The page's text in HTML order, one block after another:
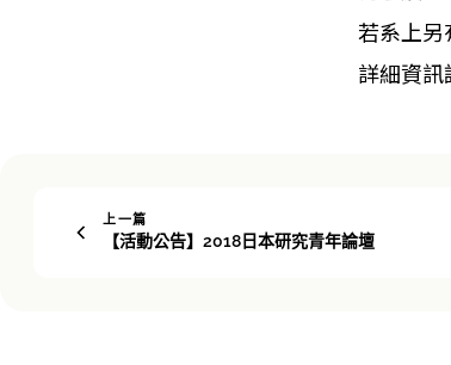
若系上另
詳細資訊
上一篇
【活動公告】2018日本研究青年論壇